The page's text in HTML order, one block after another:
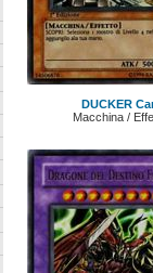
DUCKER
Macchina /